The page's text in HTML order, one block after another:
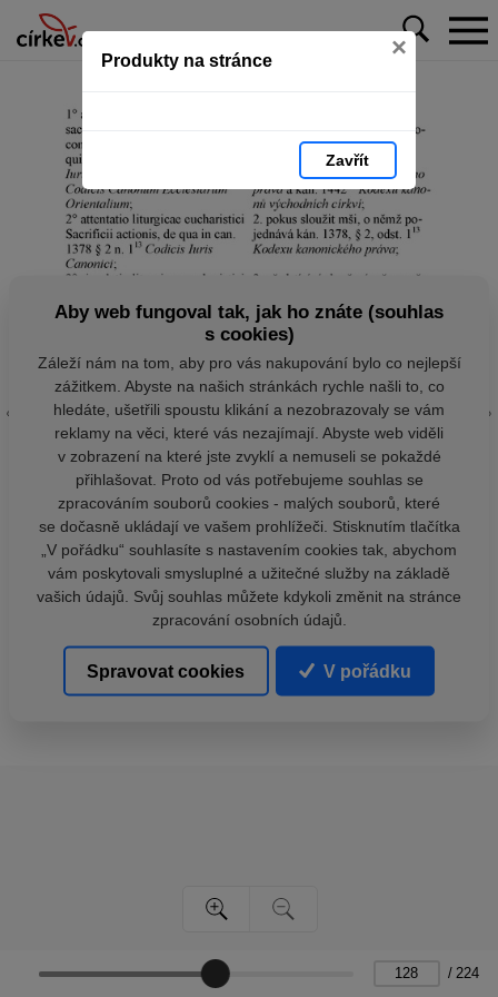
Produkty na stránce ×
Zavřít
/ 224
Aby web fungoval tak, jak ho znáte (souhlas
s cookies)
Záleží nám na tom, aby pro vás nakupování bylo co nejlepší
zážitkem. Abyste na našich stránkách rychle našli to, co
hledáte, ušetřili spoustu klikání a nezobrazovaly se vám
reklamy na věci, které vás nezajímají. Abyste web viděli
v zobrazení na které jste zvyklí a nemuseli se pokaždé
přihlašovat. Proto od vás potřebujeme souhlas se
zpracováním souborů cookies - malých souborů, které
se dočasně ukládají ve vašem prohlížeči. Stisknutím tlačítka
„V pořádku“ souhlasíte s nastavením cookies tak, abychom
vám poskytovali smysluplné a užitečné služby na základě
vašich údajů. Svůj souhlas můžete kdykoli změnit na stránce
zpracování osobních údajů.
Spravovat cookies V pořádku